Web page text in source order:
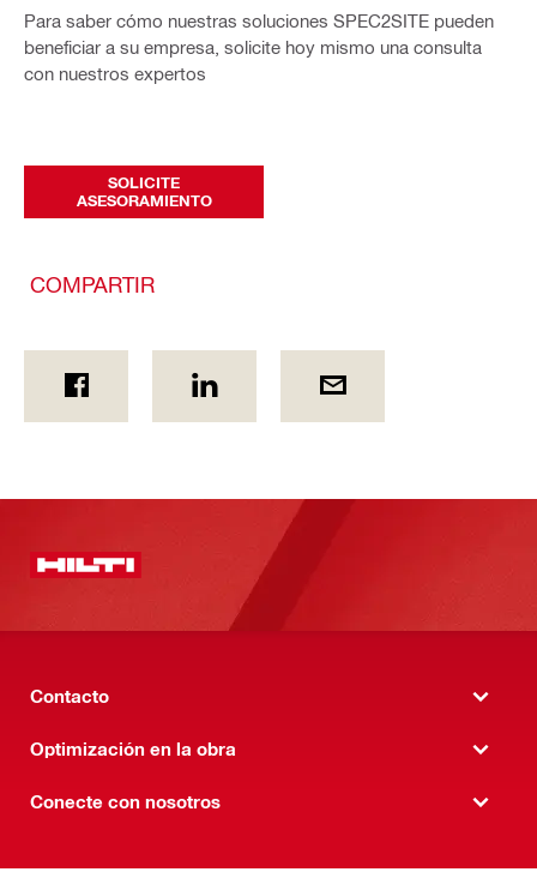
Para saber cómo nuestras soluciones SPEC2SITE pueden
beneficiar a su empresa, solicite hoy mismo una consulta
con nuestros expertos
SOLICITE
ASESORAMIENTO
COMPARTIR
Contacto
Optimización en la obra
Conecte con nosotros